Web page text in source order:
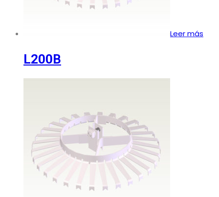
Leer más
L200B